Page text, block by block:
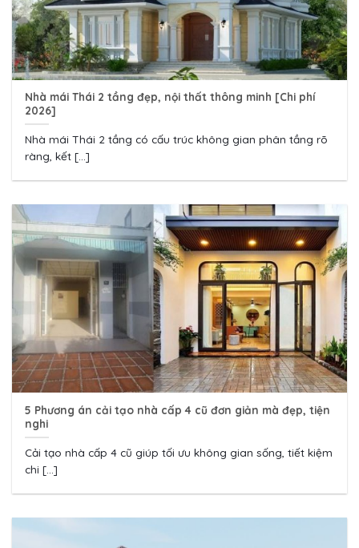
Nhà mái Thái 2 tầng đẹp, nội thất thông minh [Chi phí
2026]
Nhà mái Thái 2 tầng có cấu trúc không gian phân tầng rõ
ràng, kết [...]
5 Phương án cải tạo nhà cấp 4 cũ đơn giản mà đẹp, tiện
nghi
Cải tạo nhà cấp 4 cũ giúp tối ưu không gian sống, tiết kiệm
chi [...]